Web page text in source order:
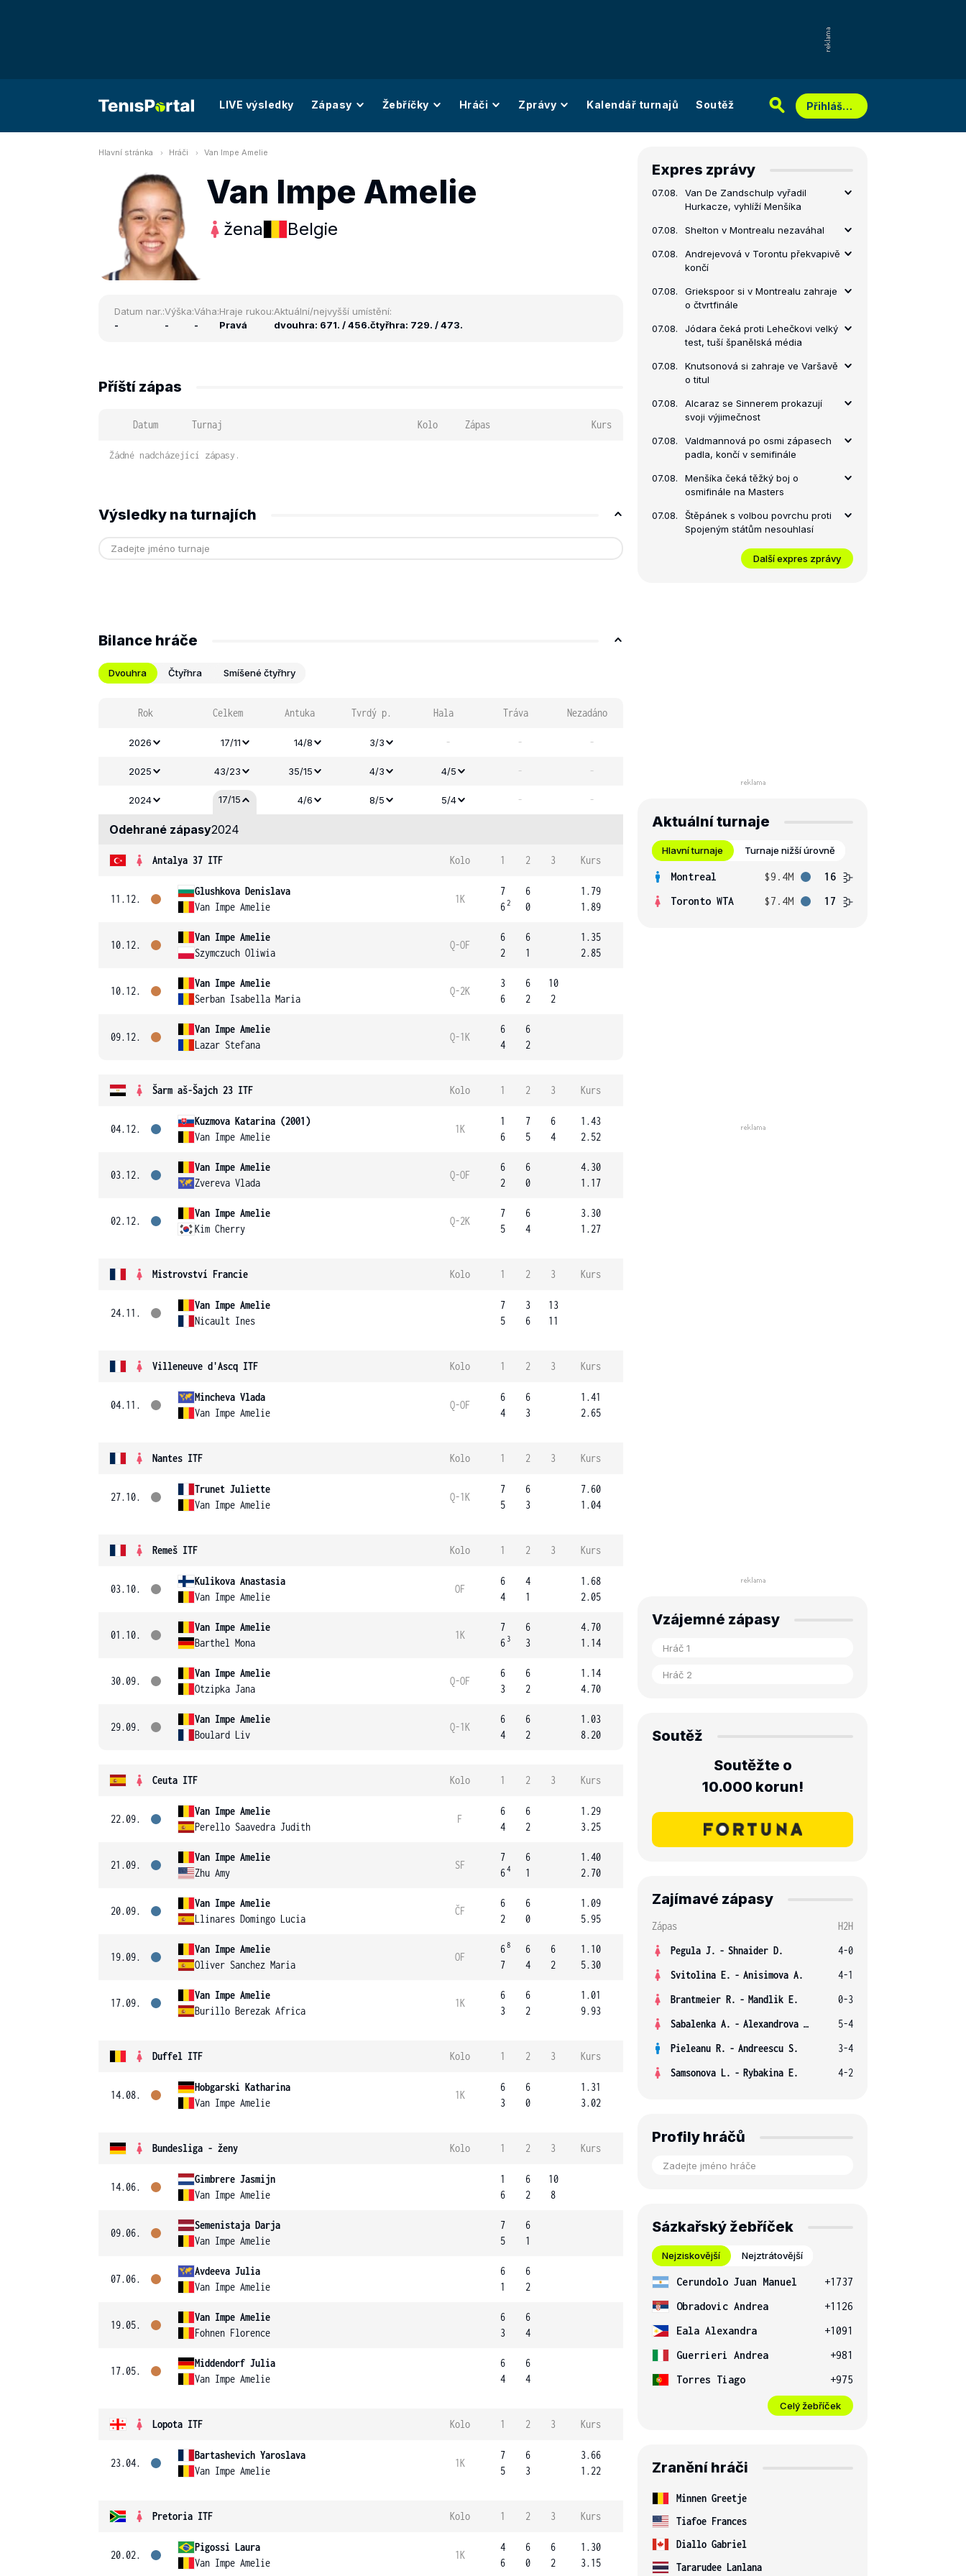
LIVE výsledky Zápasy Žebříčky Hráči Zprávy Kalendář turnajů Soutěž Přihlášení
Hlavní stránka Hráči Van Impe Amelie
Van Impe Amelie
žena Belgie
Datum nar.:
-
Výška:
-
Váha:
-
Hraje rukou:
Pravá
Aktuální/nejvyšší umístění:
dvouhra: 671. / 456.čtyřhra: 729. / 473.
Příští zápas
Datum Turnaj Kolo Zápas Kurs
Žádné nadcházející zápasy.
Výsledky na turnajích
Bilance hráče
Dvouhra Čtyřhra Smíšené čtyřhry
Rok Celkem Antuka Tvrdý p. Hala Tráva Nezadáno
2026 17/11 14/8 3/3 - - -
2025 43/23 35/15 4/3 4/5 - -
2024 17/15 4/6 8/5 5/4 - -
Odehrané zápasy2024
Antalya 37 ITF Kolo 1 2 3 Kurs
11.12.
Glushkova Denislava
Van Impe Amelie
1K
7
62
6
0
1.79
1.89
10.12.
Van Impe Amelie
Szymczuch Oliwia
Q-OF
6
2
6
1
1.35
2.85
10.12.
Van Impe Amelie
Serban Isabella Maria
Q-2K
3
6
6
2
10
2
09.12.
Van Impe Amelie
Lazar Stefana
Q-1K
6
4
6
2
Šarm aš-Šajch 23 ITF Kolo 1 2 3 Kurs
04.12.
Kuzmova Katarina (2001)
Van Impe Amelie
1K
1
6
7
5
6
4
1.43
2.52
03.12.
Van Impe Amelie
Zvereva Vlada
Q-OF
6
2
6
0
4.30
1.17
02.12.
Van Impe Amelie
Kim Cherry
Q-2K
7
5
6
4
3.30
1.27
Mistrovství Francie Kolo 1 2 3 Kurs
24.11.
Van Impe Amelie
Nicault Ines
7
5
3
6
13
11
Villeneuve d'Ascq ITF Kolo 1 2 3 Kurs
04.11.
Mincheva Vlada
Van Impe Amelie
Q-OF
6
4
6
3
1.41
2.65
Nantes ITF Kolo 1 2 3 Kurs
27.10.
Trunet Juliette
Van Impe Amelie
Q-1K
7
5
6
3
7.60
1.04
Remeš ITF Kolo 1 2 3 Kurs
03.10.
Kulikova Anastasia
Van Impe Amelie
OF
6
4
4
1
1.68
2.05
01.10.
Van Impe Amelie
Barthel Mona
1K
7
6 3
6
3
4.70
1.14
30.09.
Van Impe Amelie
Otzipka Jana
Q-OF
6
3
6
2
1.14
4.70
29.09.
Van Impe Amelie
Boulard Liv
Q-1K
6
4
6
2
1.03
8.20
Ceuta ITF Kolo 1 2 3 Kurs
22.09.
Van Impe Amelie
Perello Saavedra Judith
F
6
4
6
2
1.29
3.25
21.09.
Van Impe Amelie
Zhu Amy
SF
7
64
6
1
1.40
2.70
20.09.
Van Impe Amelie
Llinares Domingo Lucia
ČF
6
2
6
0
1.09
5.95
19.09.
Van Impe Amelie
Oliver Sanchez Maria
OF
68
7
6
4
6
2
1.10
5.30
17.09.
Van Impe Amelie
Burillo Berezak Africa
1K
6
3
6
2
1.01
9.93
Duffel ITF Kolo 1 2 3 Kurs
14.08.
Hobgarski Katharina
Van Impe Amelie
1K
6
3
6
0
1.31
3.02
Bundesliga - ženy Kolo 1 2 3 Kurs
14.06.
Gimbrere Jasmijn
Van Impe Amelie
1
6
6
2
10
8
09.06.
Semenistaja Darja
Van Impe Amelie
7
5
6
1
07.06.
Avdeeva Julia
Van Impe Amelie
6
1
6
2
19.05.
Van Impe Amelie
Fohnen Florence
6
3
6
4
17.05.
Middendorf Julia
Van Impe Amelie
6
4
6
4
Lopota ITF Kolo 1 2 3 Kurs
23.04.
Bartashevich Yaroslava
Van Impe Amelie
1K
7
5
6
3
3.66
1.22
Pretoria ITF Kolo 1 2 3 Kurs
20.02.
Pigossi Laura
Van Impe Amelie
1K
4
6
6
0
6
2
1.30
3.15
Expres zprávy
07.08.
Van De Zandschulp vyřadil
Hurkacze, vyhlíží Menšíka
07.08. Shelton v Montrealu nezaváhal
07.08.
Andrejevová v Torontu překvapivě
končí
07.08.
Griekspoor si v Montrealu zahraje
o čtvrtfinále
07.08.
Jódara čeká proti Lehečkovi velký
test, tuší španělská média
07.08.
Knutsonová si zahraje ve Varšavě
o titul
07.08.
Alcaraz se Sinnerem prokazují
svoji výjimečnost
07.08.
Valdmannová po osmi zápasech
padla, končí v semifinále
07.08.
Menšíka čeká těžký boj o
osmifinále na Masters
07.08.
Štěpánek s volbou povrchu proti
Spojeným státům nesouhlasí
Další expres zprávy
Aktuální turnaje
Hlavní turnaje Turnaje nižší úrovně
Montreal $9.4M
16
Toronto WTA
$7.4M 17
Vzájemné zápasy
Soutěž
Soutěžte o
10.000 korun!
Zajímavé zápasy
Zápas
H2H
Pegula J. - Shnaider D.
4-0
Svitolina E. - Anisimova A.
4-1
Brantmeier R. - Mandlik E.
0-3
Sabalenka A. - Alexandrova E.
5-4
Pieleanu R. - Andreescu S.
3-4
Samsonova L. - Rybakina E. 4-2
Profily hráčů
Sázkařský žebříček
Nejziskovější Nejztrátovější
Cerundolo Juan Manuel
+1737
Obradovic Andrea
+1126
Eala Alexandra
+1091
Guerrieri Andrea
+981
Torres Tiago
+975
Celý žebříček
Zranění hráči
Minnen Greetje
Tiafoe Frances
Diallo Gabriel
Tararudee Lanlana